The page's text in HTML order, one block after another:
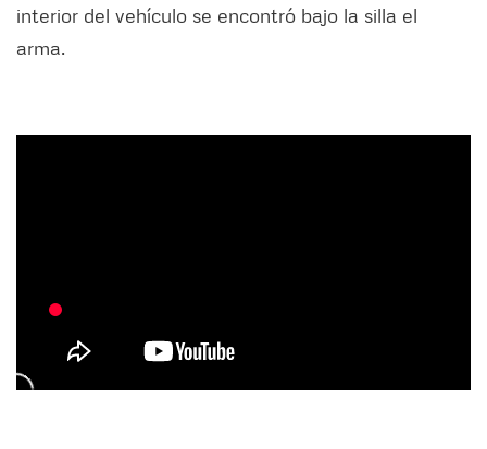
interior del vehículo se encontró bajo la silla el
arma.